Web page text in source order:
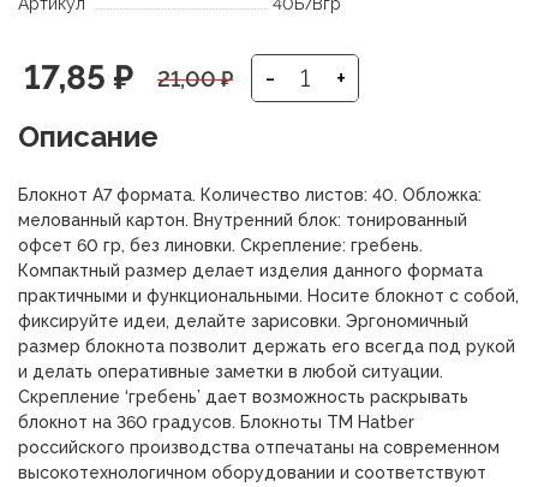
21,00₽
Первоначальная
цена
составляла
21,00 ₽.
17,85 ₽
Текущая
цена:
17,85 ₽.
- +
Описание
Блокнот А7 формата. Количество листов: 40. Обложка:
мелованный картон. Внутренний блок: тонированный
офсет 60 гр, без линовки. Скрепление: гребень.
Компактный размер делает изделия данного формата
практичными и функциональными. Носите блокнот с собой,
фиксируйте идеи, делайте зарисовки. Эргономичный
размер блокнота позволит держать его всегда под рукой
и делать оперативные заметки в любой ситуации.
Скрепление ‘гребень’ дает возможность раскрывать
блокнот на 360 градусов. Блокноты ТМ Hatber
российского производства отпечатаны на современном
высокотехнологичном оборудовании и соответствуют